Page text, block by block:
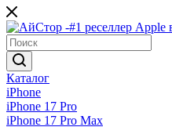
Каталог
iPhone
iPhone 17 Pro
iPhone 17 Pro Max